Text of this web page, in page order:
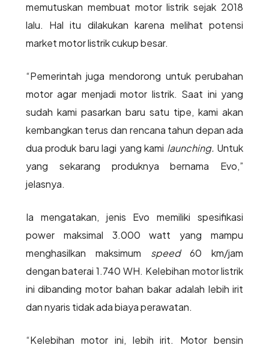
memutuskan membuat motor listrik sejak 2018
lalu. Hal itu dilakukan karena melihat potensi
market motor listrik cukup besar.
“Pemerintah juga mendorong untuk perubahan
motor agar menjadi motor listrik. Saat ini yang
sudah kami pasarkan baru satu tipe, kami akan
kembangkan terus dan rencana tahun depan ada
dua produk baru lagi yang kami launching. Untuk
yang sekarang produknya bernama Evo,”
jelasnya.
Ia mengatakan, jenis Evo memiliki spesifikasi
power maksimal 3.000 watt yang mampu
menghasilkan maksimum speed60 km/jam
dengan baterai 1.740 WH. Kelebihan motor listrik
ini dibanding motor bahan bakar adalah lebih irit
dan nyaris tidak ada biaya perawatan.
“Kelebihan motor ini, lebih irit. Motor bensin